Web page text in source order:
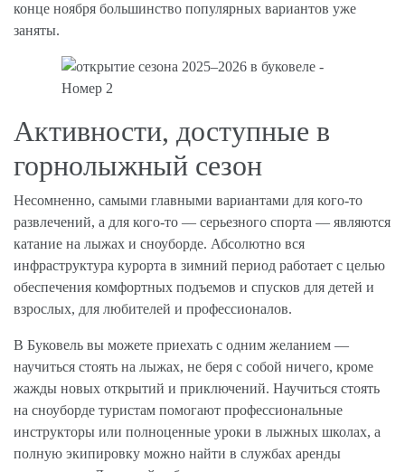
конце ноября большинство популярных вариантов уже
заняты.
Активности, доступные в
горнолыжный сезон
Несомненно, самыми главными вариантами для кого-то
развлечений, а для кого-то — серьезного спорта — являются
катание на лыжах и сноуборде. Абсолютно вся
инфраструктура курорта в зимний период работает с целью
обеспечения комфортных подъемов и спусков для детей и
взрослых, для любителей и профессионалов.
В Буковель вы можете приехать с одним желанием —
научиться стоять на лыжах, не беря с собой ничего, кроме
жажды новых открытий и приключений. Научиться стоять
на сноуборде туристам помогают профессиональные
инструкторы или полноценные уроки в лыжных школах, а
полную экипировку можно найти в службах аренды